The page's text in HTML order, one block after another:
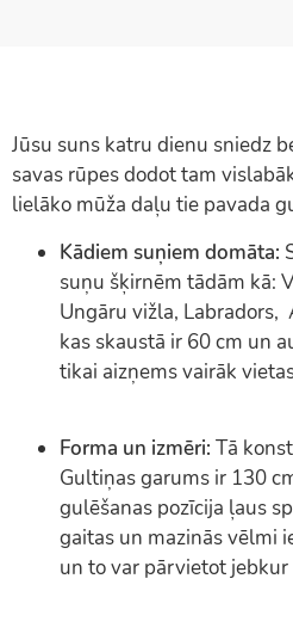
Jūsu suns katru dienu sniedz
savas rūpes dodot tam
lielāko mūža daļu tie pavada
Kādiem suņiem domāta:
suņu šķirnēm tādām kā:
Ungāru vižla, Labradors,
kas skaustā ir 60 cm un
tikai aizņems vairāk
Forma un izmēri: Tā
Gultiņas garums ir 130
gulēšanas pozīcija ļaus
gaitas un mazinās vēlmi
un to var pārvietot jebkur